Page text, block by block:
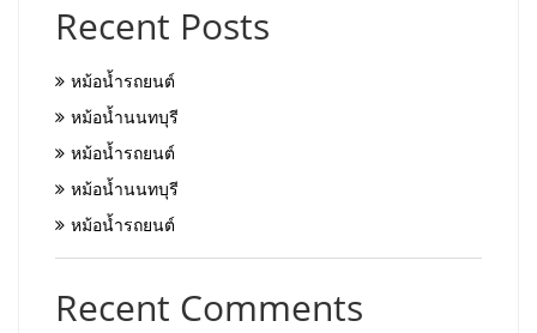
Recent Posts
หม้อน้ำรถยนต์
หม้อน้ำนนทบุรี
หม้อน้ำรถยนต์
หม้อน้ำนนทบุรี
หม้อน้ำรถยนต์
Recent Comments